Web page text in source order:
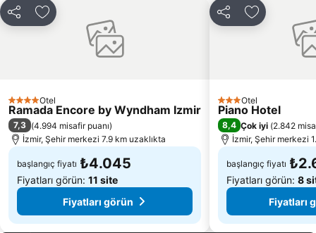
Göztepe İskelesi
Doğanbey Havacılar Sitesi Önü
Göztepe Metro İstasyonu
Ege Üniversitesi Metro İstasyonu
Club Yali Castle Aquapark
Pasaport Vapur İskelesi
14 Evler Halk Plajı
Poligon Metro İstasyonu
İzmir Atatürk Stadı
Paylaş Favorilerime ekle
4 YıldızOtel
Ramada Encore by Wyndham Izmir
7,3 (4.994 misafir puanı)
İzmir, Şehir merkezi 7.9 km uzaklıkta
başlangıç fiyatı ₺4.045
Fiyatları görün: 11 site
Fiyatları görün
Paylaş
3 YıldızOtel
Piano Hotel
8,4 Çok iyi (2.842
İzmir, Şehir merkezi
başlangıç fiyatı
Fiyatları görün: 8
Fiyatları